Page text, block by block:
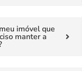
imóvel que
manter a